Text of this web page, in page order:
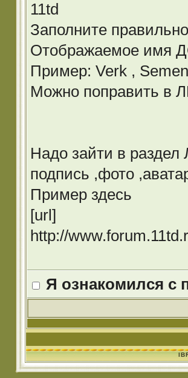
11td
Заполните
Отображаемое
Пример: Verk ,
Можно поправить
Надо зайти в
подпись ,фото
Пример здесь
[url]
http://
Я ознакомился с